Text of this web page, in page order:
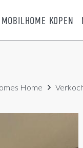
MOBILHOME KOPEN
Home